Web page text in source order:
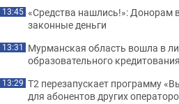
13:45 «Средства нашлись!»: Донорам
законные деньги
13:31 Мурманская область вошла в
образовательного кредитования
13:29 Т2 перезапускает программу
для абонентов других